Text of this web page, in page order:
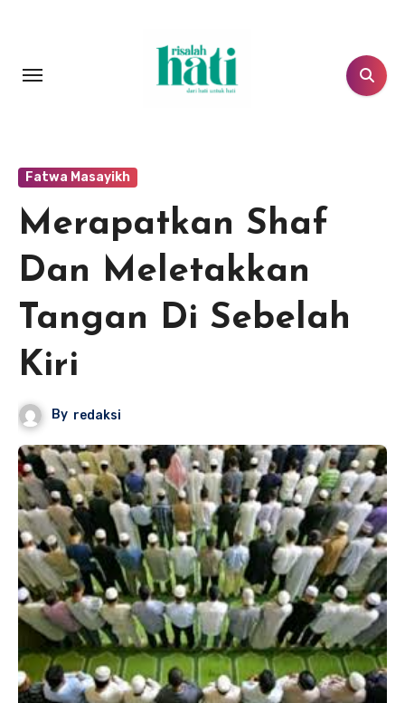
Fatwa Masayikh
Merapatkan Shaf
Dan Meletakkan
Tangan Di Sebelah
Kiri
By redaksi